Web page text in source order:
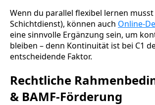
Wenn du parallel flexibel lernen musst
Schichtdienst), können auch Online-
eine sinnvolle Ergänzung sein, um
bleiben – denn Kontinuität ist bei C1
entscheidende Faktor.
Rechtliche
& BAMF-Förderung